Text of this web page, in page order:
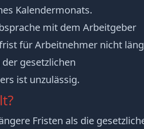
Kalendermonats.
mit dem Arbeitgeber
für Arbeitnehmer nicht
gesetzlichen
ist unzulässig.
Fristen als die